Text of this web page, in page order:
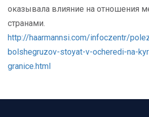
оказывала влияние на отношения
странами.
http://haarmannsi.com/infoczentr/
bolshegruzov-stoyat-v-ocheredi-na-
granice.html